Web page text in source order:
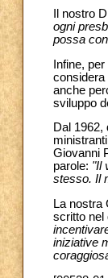
Il nostro
ogni
possa
Infine,
considera
anche
sviluppo
Dal 1962,
Giovanni
parole: "Il
stesso. Il
La nostra
scritto nel
iniziative